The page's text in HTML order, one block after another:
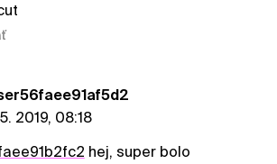
2019, 08:18
hej, super bolo